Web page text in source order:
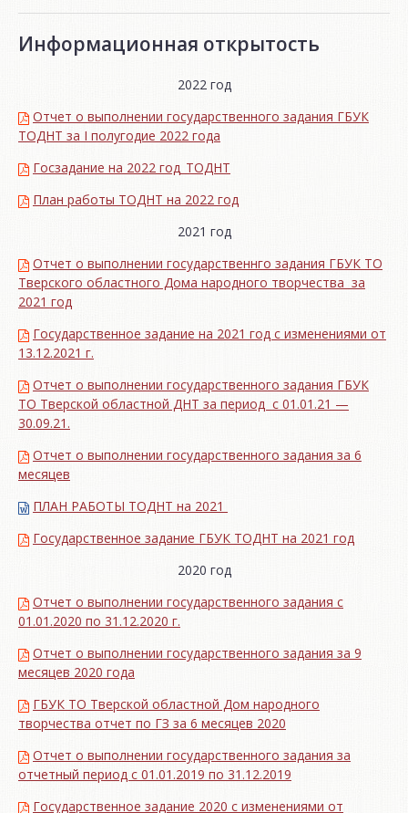
Информационная открытость
2022 год
Отчет о выполнении государственного задания ГБУК
ТОДНТ за I полугодие 2022 года
Госзадание на 2022 год_ТОДНТ
План работы ТОДНТ на 2022 год
2021 год
Отчет о выполнении государственнго задания ГБУК ТО
Тверского областного Дома народного творчества за
2021 год
Государственное задание на 2021 год с изменениями от
13.12.2021 г.
Отчет о выполнении государственного задания ГБУК
ТО Тверской областной ДНТ за период с 01.01.21 —
30.09.21.
Отчет о выполнении государственного задания за 6
месяцев
ПЛАН РАБОТЫ ТОДНТ на 2021
Государственное задание ГБУК ТОДНТ на 2021 год
2020 год
Отчет о выполнении государственного задания с
01.01.2020 по 31.12.2020 г.
Отчет о выполнении государственного задания за 9
месяцев 2020 года
ГБУК ТО Тверской областной Дом народного
творчества отчет по ГЗ за 6 месяцев 2020
Отчет о выполнении государственного задания за
отчетный период с 01.01.2019 по 31.12.2019
Государственное задание 2020 с изменениями от